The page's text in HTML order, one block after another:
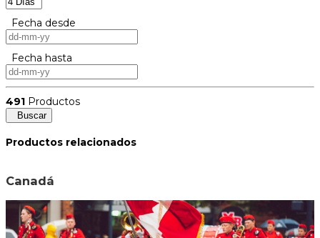
Fecha desde
Fecha hasta
491 Productos
Buscar
Productos relacionados
Canadá